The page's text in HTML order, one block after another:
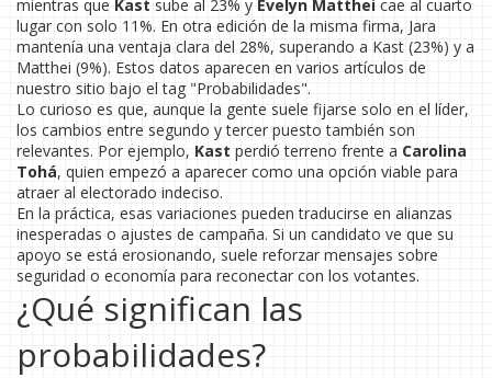
mientras que Kast sube al 23% y Evelyn Matthei cae al cuarto
lugar con solo 11%. En otra edición de la misma firma, Jara
mantenía una ventaja clara del 28%, superando a Kast (23%) y a
Matthei (9%). Estos datos aparecen en varios artículos de
nuestro sitio bajo el tag "Probabilidades".
Lo curioso es que, aunque la gente suele fijarse solo en el líder,
los cambios entre segundo y tercer puesto también son
relevantes. Por ejemplo, Kast perdió terreno frente a Carolina
Tohá, quien empezó a aparecer como una opción viable para
atraer al electorado indeciso.
En la práctica, esas variaciones pueden traducirse en alianzas
inesperadas o ajustes de campaña. Si un candidato ve que su
apoyo se está erosionando, suele reforzar mensajes sobre
seguridad o economía para reconectar con los votantes.
¿Qué significan las
probabilidades?